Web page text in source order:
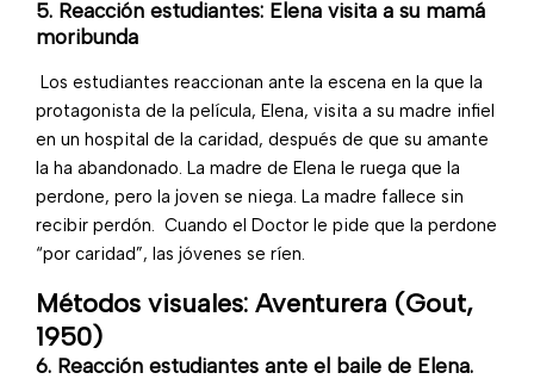
5. Reacción estudiantes: Elena visita a su mamá
moribunda
Los estudiantes reaccionan ante la escena en la que la
protagonista de la película, Elena, visita a su madre infiel
en un hospital de la caridad, después de que su amante
la ha abandonado. La madre de Elena le ruega que la
perdone, pero la joven se niega. La madre fallece sin
recibir perdón. Cuando el Doctor le pide que la perdone
“por caridad”, las jóvenes se ríen.
Métodos visuales: Aventurera (Gout,
1950)
6. Reacción estudiantes ante el baile de Elena.